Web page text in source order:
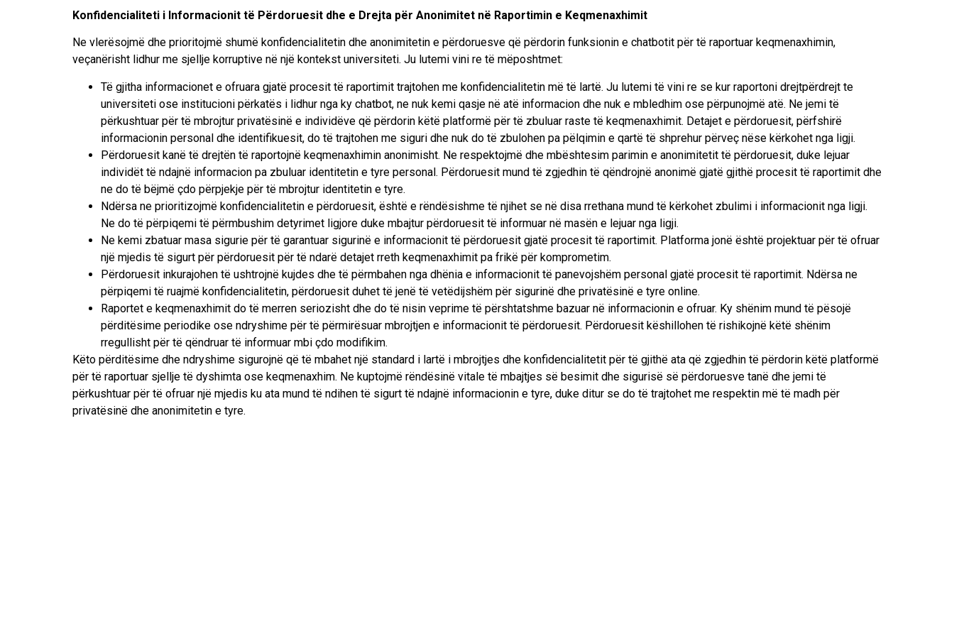
Konfidencialiteti i Informacionit të Përdoruesit dhe e Drejta për Anonimitet në Raportimin e Keqmenaxhimit
Ne vlerësojmë dhe prioritojmë shumë konfidencialitetin dhe anonimitetin e përdoruesve që përdorin funksionin e chatbotit për të raportuar keqmenaxhimin,
veçanërisht lidhur me sjellje korruptive në një kontekst universiteti. Ju lutemi vini re të mëposhtmet:
Të gjitha informacionet e ofruara gjatë procesit të raportimit trajtohen me konfidencialitetin më të lartë. Ju lutemi të vini re se kur raportoni drejtpërdrejt te
universiteti ose institucioni përkatës i lidhur nga ky chatbot, ne nuk kemi qasje në atë informacion dhe nuk e mbledhim ose përpunojmë atë. Ne jemi të
përkushtuar për të mbrojtur privatësinë e individëve që përdorin këtë platformë për të zbuluar raste të keqmenaxhimit. Detajet e përdoruesit, përfshirë
informacionin personal dhe identifikuesit, do të trajtohen me siguri dhe nuk do të zbulohen pa pëlqimin e qartë të shprehur përveç nëse kërkohet nga ligji.
Përdoruesit kanë të drejtën të raportojnë keqmenaxhimin anonimisht. Ne respektojmë dhe mbështesim parimin e anonimitetit të përdoruesit, duke lejuar
individët të ndajnë informacion pa zbuluar identitetin e tyre personal. Përdoruesit mund të zgjedhin të qëndrojnë anonimë gjatë gjithë procesit të raportimit dhe
ne do të bëjmë çdo përpjekje për të mbrojtur identitetin e tyre.
Ndërsa ne prioritizojmë konfidencialitetin e përdoruesit, është e rëndësishme të njihet se në disa rrethana mund të kërkohet zbulimi i informacionit nga ligji.
Ne do të përpiqemi të përmbushim detyrimet ligjore duke mbajtur përdoruesit të informuar në masën e lejuar nga ligji.
Ne kemi zbatuar masa sigurie për të garantuar sigurinë e informacionit të përdoruesit gjatë procesit të raportimit. Platforma jonë është projektuar për të ofruar
një mjedis të sigurt për përdoruesit për të ndarë detajet rreth keqmenaxhimit pa frikë për komprometim.
Përdoruesit inkurajohen të ushtrojnë kujdes dhe të përmbahen nga dhënia e informacionit të panevojshëm personal gjatë procesit të raportimit. Ndërsa ne
përpiqemi të ruajmë konfidencialitetin, përdoruesit duhet të jenë të vetëdijshëm për sigurinë dhe privatësinë e tyre online.
Raportet e keqmenaxhimit do të merren seriozisht dhe do të nisin veprime të përshtatshme bazuar në informacionin e ofruar. Ky shënim mund të pësojë
përditësime periodike ose ndryshime për të përmirësuar mbrojtjen e informacionit të përdoruesit. Përdoruesit këshillohen të rishikojnë këtë shënim
rregullisht për të qëndruar të informuar mbi çdo modifikim.
Këto përditësime dhe ndryshime sigurojnë që të mbahet një standard i lartë i mbrojtjes dhe konfidencialitetit për të gjithë ata që zgjedhin të përdorin këtë platformë
për të raportuar sjellje të dyshimta ose keqmenaxhim. Ne kuptojmë rëndësinë vitale të mbajtjes së besimit dhe sigurisë së përdoruesve tanë dhe jemi të
përkushtuar për të ofruar një mjedis ku ata mund të ndihen të sigurt të ndajnë informacionin e tyre, duke ditur se do të trajtohet me respektin më të madh për
privatësinë dhe anonimitetin e tyre.